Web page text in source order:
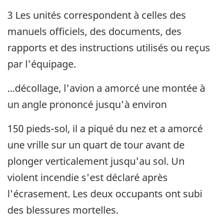
3 Les unités correspondent à celles des
manuels officiels, des documents, des
rapports et des instructions utilisés ou reçus
par l'équipage.
...décollage, l'avion a amorcé une montée à
un angle prononcé jusqu'à environ
150 pieds-sol, il a piqué du nez et a amorcé
une vrille sur un quart de tour avant de
plonger verticalement jusqu'au sol. Un
violent incendie s'est déclaré après
l'écrasement. Les deux occupants ont subi
des blessures mortelles.